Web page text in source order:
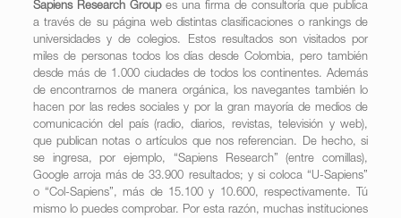
Sapiens Research Groupes una firma de consultoría que publica
a través de su página web distintas clasificaciones o rankings de
universidades y de colegios. Estos resultados son visitados por
miles de personas todos los días desde Colombia, pero también
desde más de 1.000 ciudades de todos los continentes. Además
de encontrarnos de manera orgánica, los navegantes también lo
hacen por las redes sociales y por la gran mayoría de medios de
comunicación del país (radio, diarios, revistas, televisión y web),
que publican notas o artículos que nos referencian. De hecho, si
se ingresa, por ejemplo, “Sapiens Research” (entre comillas),
Google arroja más de 33.900 resultados; y si coloca “U-Sapiens”
o “Col-Sapiens”, más de 15.100 y 10.600, respectivamente. Tú
mismo lo puedes comprobar. Por esta razón, muchas instituciones